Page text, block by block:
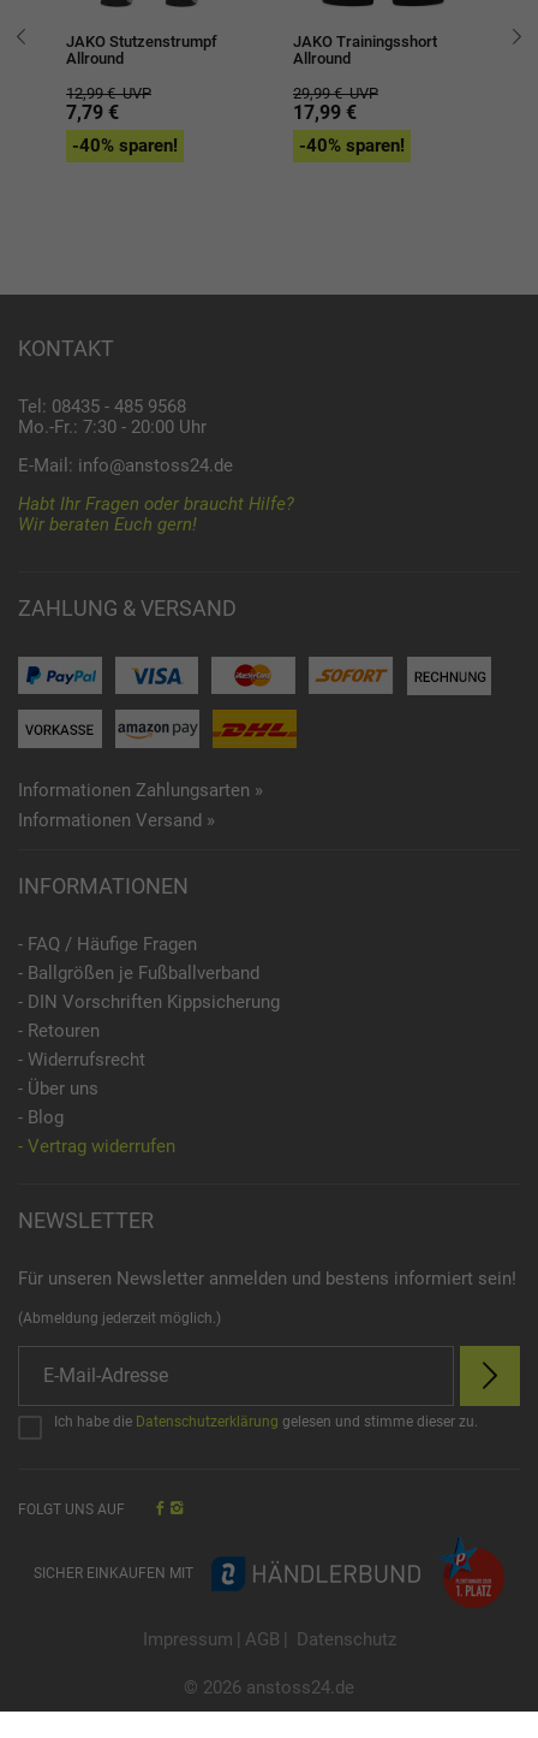
JAKO Stutzenstrumpf
Allround
12,99 €UVP
7,79 €
-40% sparen!
JAKO Trainingsshort
Allround
29,99 €UVP
17,99 €
-40% sparen!
KONTAKT
Tel: 08435 - 485 9568
Mo.-Fr.: 7:30 - 20:00 Uhr
E-Mail: info@anstoss24.de
Habt Ihr Fragen oder braucht Hilfe?
Wir beraten Euch gern!
ZAHLUNG & VERSAND
Informationen Zahlungsarten »
Informationen Versand »
INFORMATIONEN
- FAQ / Häufige Fragen
- Ballgrößen je Fußballverband
- DIN Vorschriften Kippsicherung
- Retouren
- Widerrufsrecht
- Über uns
- Blog
- Vertrag widerrufen
NEWSLETTER
Für unseren Newsletter anmelden und bestens informiert sein!
(Abmeldung jederzeit möglich.)
Ich habe die Datenschutzerklärung gelesen und stimme dieser zu.
FOLGT UNS AUF
SICHER EINKAUFEN MIT
Impressum | AGB | Datenschutz
© 2026 anstoss24.de